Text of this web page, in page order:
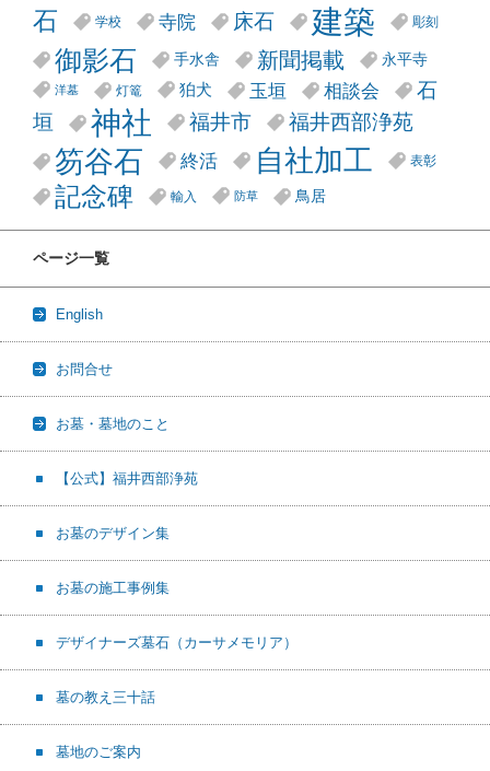
石
学校 寺院 床石 建築 彫刻
御影石 手水舎 新聞掲載 永平寺
洋墓 灯篭 狛犬 玉垣 相談会
石
垣
神社 福井市 福井西部浄苑
笏谷石 終活 自社加工 表彰
記念碑 輸入 防草 鳥居
ページ一覧
English
お問合せ
お墓・墓地のこと
【公式】福井西部浄苑
お墓のデザイン集
お墓の施工事例集
デザイナーズ墓石（カーサメモリア）
墓の教え三十話
墓地のご案内